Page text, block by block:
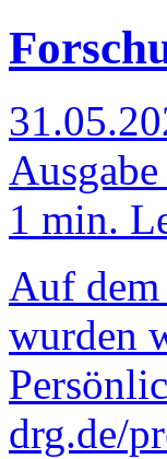
1 min.
Auf
wurden
drg.de/